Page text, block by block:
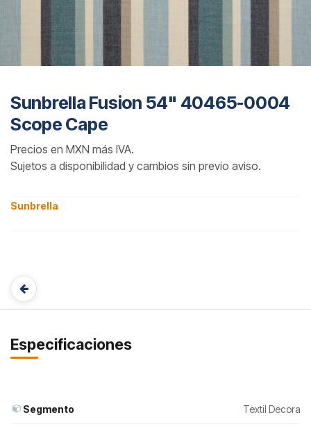
Sunbrella Fusion 54" 40465-0004
Scope Cape
Precios en MXN más IVA.
Sujetos a disponibilidad y cambios sin previo aviso.
Sunbrella
Especificaciones
Segmento Textil Decora